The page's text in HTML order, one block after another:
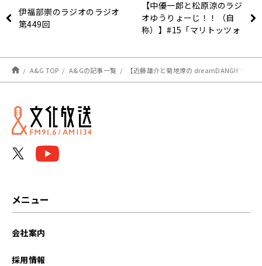
伊福部崇のラジオのラジオ
第449回
【中優一郎と松原涼のラジ
オゆうりょーじ！！（自
称）】#15「マリトッツォ
A&G TOP A&Gの記事一覧 【近藤雄介と菊地燎の dreamDANG!!】第37回アーカイブ更新「ゆうりょーじって釣り番組？」
メニュー
会社案内
採用情報